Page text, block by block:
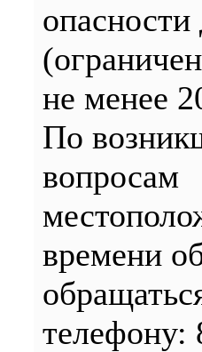
опасности
не менее
По
вопросам
времени
телефону: